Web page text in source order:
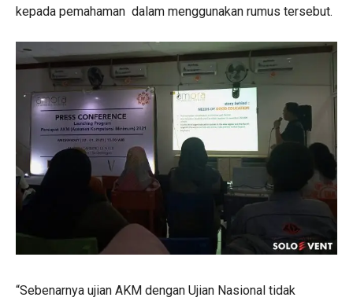
kepada pemahaman dalam menggunakan rumus tersebut.
“Sebenarnya ujian AKM dengan Ujian Nasional tidak